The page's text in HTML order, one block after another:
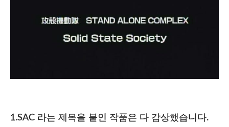
1.SAC 라는 제목을 붙인 작품은 다 감상했습니다.